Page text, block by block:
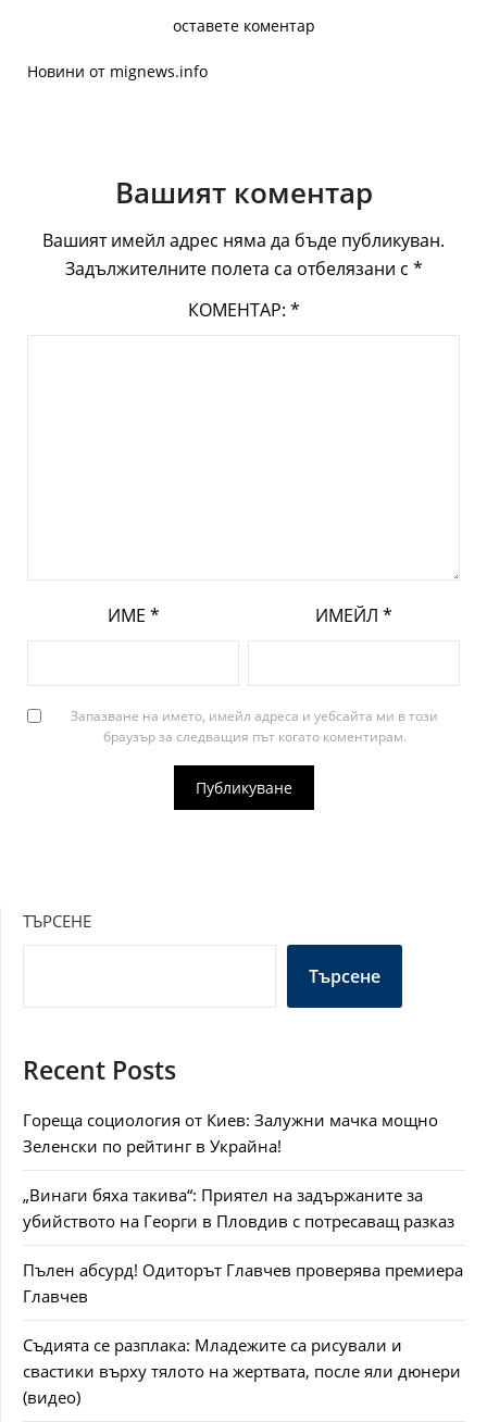
оставете коментар
Новини от mignews.info
Вашият коментар
Вашият имейл адрес няма да бъде публикуван.
Задължителните полета са отбелязани с *
КОМЕНТАР: *
ИМЕ * ИМЕЙЛ *
Запазване на името, имейл адреса и уебсайта ми в този
браузър за следващия път когато коментирам.
ТЪРСЕНЕ
Търсене
Recent Posts
Гореща социология от Киев: Залужни мачка мощно
Зеленски по рейтинг в Украйна!
„Винаги бяха такива“: Приятел на задържаните за
убийството на Георги в Пловдив с потресаващ разказ
Пълен абсурд! Одиторът Главчев проверява премиера
Главчев
Съдията се разплака: Младежите са рисували и
свастики върху тялото на жертвата, после яли дюнери
(видео)